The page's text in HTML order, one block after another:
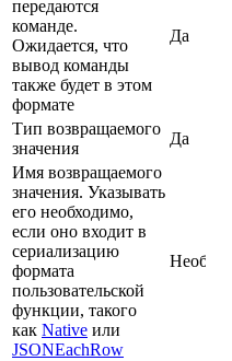
передаются
команде.
Ожидается, что
вывод команды
также будет в этом
формате
Да
Тип возвращаемого
значения
Да
Имя возвращаемого
значения. Указывать
его необходимо,
если оно входит в
сериализацию
формата
пользовательской
функции, такого
как Native или
JSONEachRow